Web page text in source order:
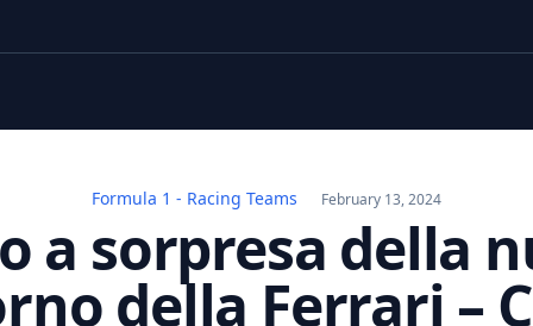
Formula 1 - Racing Teams February 13, 2024
a sorpresa della
della Ferrari –